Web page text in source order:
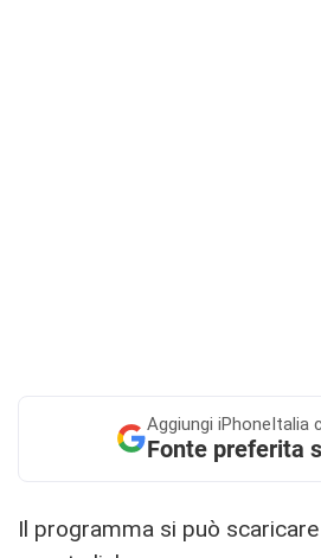
Aggiungi iPhoneItalia
Fonte preferita
Il programma si può